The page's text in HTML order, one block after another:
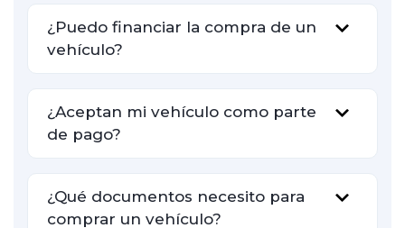
¿Puedo financiar la compra de un
vehículo?
¿Aceptan mi vehículo como parte
de pago?
¿Qué documentos necesito para
comprar un vehículo?